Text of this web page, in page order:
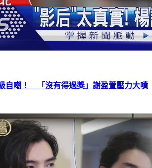
自嘲！ 「沒有得過獎」謝盈萱壓力大噴